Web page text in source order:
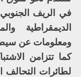
في الريف
الديمقراطية
ومعلومات عن
كما تتزامن
لطائرات التحالف